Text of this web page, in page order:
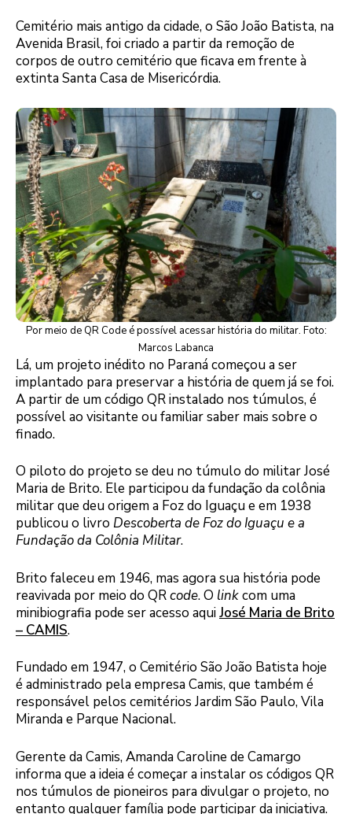
Cemitério mais antigo da cidade, o São João Batista, na
Avenida Brasil, foi criado a partir da remoção de
corpos de outro cemitério que ficava em frente à
extinta Santa Casa de Misericórdia.
Por meio de QR Code é possível acessar história do militar. Foto:
Marcos Labanca
Lá, um projeto inédito no Paraná começou a ser
implantado para preservar a história de quem já se foi.
A partir de um código QR instalado nos túmulos, é
possível ao visitante ou familiar saber mais sobre o
finado.
O piloto do projeto se deu no túmulo do militar José
Maria de Brito. Ele participou da fundação da colônia
militar que deu origem a Foz do Iguaçu e em 1938
publicou o livro Descoberta de Foz do Iguaçu e a
Fundação da Colônia Militar.
Brito faleceu em 1946, mas agora sua história pode
reavivada por meio do QRcode. O linkcom uma
minibiografia pode ser acesso aquiJosé Maria de Brito
– CAMIS.
Fundado em 1947, o Cemitério São João Batista hoje
é administrado pela empresa Camis, que também é
responsável pelos cemitérios Jardim São Paulo, Vila
Miranda e Parque Nacional.
Gerente da Camis, Amanda Caroline de Camargo
informa que a ideia é começar a instalar os códigos QR
nos túmulos de pioneiros para divulgar o projeto, no
entanto qualquer família pode participar da iniciativa.